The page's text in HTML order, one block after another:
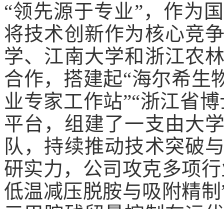
“领先源于专业”，作为
将技术创新作为核心竞
学、江南大学和浙江农
合作，搭建起“海尔希生
业专家工作站”“浙江省
平台，组建了一支由大
队，持续推动技术突破
研实力，公司攻克多项
低温减压脱胺与吸附精